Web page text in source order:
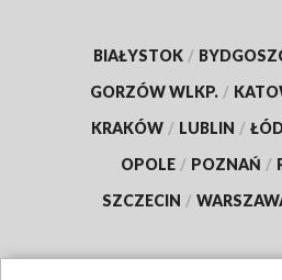
BIAŁYSTOK /
GORZÓW WLKP. /
KRAKÓW / LUBLIN /
OPOLE / POZNAŃ /
SZCZECIN /